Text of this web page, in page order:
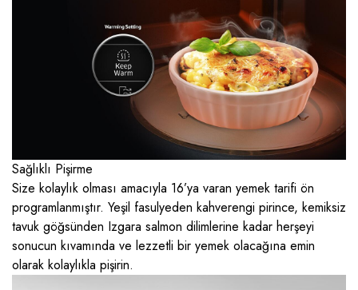
Sağlıklı Pişirme
Size kolaylık olması amacıyla 16’ya varan yemek tarifi ön
programlanmıştır. Yeşil fasulyeden kahverengi pirince, kemiksiz
tavuk göğsünden Izgara salmon dilimlerine kadar herşeyi
sonucun kıvamında ve lezzetli bir yemek olacağına emin
olarak kolaylıkla pişirin.